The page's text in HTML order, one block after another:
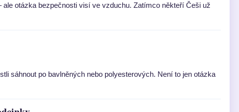
otázka bezpečnosti visí ve vzduchu. Zatímco někteří Češi už
sáhnout po bavlněných nebo polyesterových. Není to jen otázka